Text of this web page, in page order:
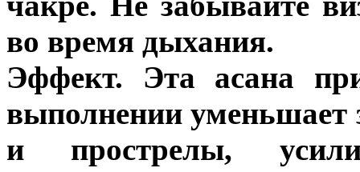
во время дыхания.
Эффект. Эта асана
выполнении уменьшает
и прострелы,